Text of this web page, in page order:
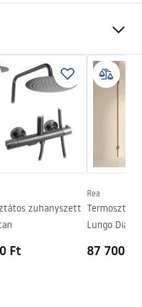
Króm
Összecsukható
vagy a padlón
mm
Hónap
zuhanyszett
Ft
Rea
Lungo
87 700 Ft